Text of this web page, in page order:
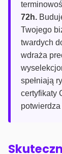
72h.
Twojego
twardych
wdraża
spełniają
certyfikaty